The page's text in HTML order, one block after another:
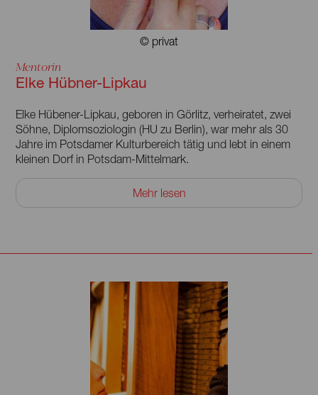
© privat
Mentorin
Elke Hübner-Lipkau
Elke Hübener-Lipkau, geboren in Görlitz, verheiratet, zwei
Söhne, Diplomsoziologin (HU zu Berlin), war mehr als 30
Jahre im Potsdamer Kulturbereich tätig und lebt in einem
kleinen Dorf in Potsdam-Mittelmark.
Etliche Reisen als Fotografin und Autorin in viele Länder
Europas, nach Syrien, Südafrika und in die USA.
Vorsitzende des Literatur-Kollegiums Brandenburg e.V.,
Mitglied im VS und in der GEDOK Brandenburg.
Kinderbücher, 6 eigene Lyrikbände, Beteiligung an
zahlreichen Anthologien, Nachdichtungen aus dem
Russischen. Zahlreiche Lesungen vorwiegend in
Brandenburg, Berlin und Sachsen, auch Organisation,
Moderatio und Coaching in Schreib-Workshops.
Mehr lesen